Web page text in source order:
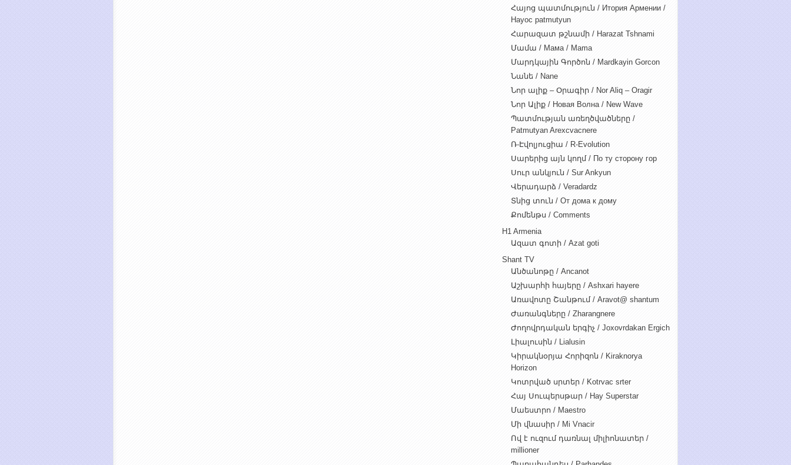
Հայոց պատմություն / Итория Армении /
Hayoc patmutyun
Հարազատ թշնամի / Harazat Tshnami
Մամա / Мама / Mama
Մարդկային Գործոն / Mardkayin Gorcon
Նանե / Nane
Նոր ալիք – Օրագիր / Nor Aliq – Oragir
Նոր Ալիք / Новая Волна / New Wave
Պատմության առեղծվածները /
Patmutyan Arexcvacnere
Ռ-Էվոլյուցիա / R-Evolution
Սարերից այն կողմ / По ту сторону гор
Սուր անկյուն / Sur Ankyun
Վերադարձ / Veradardz
Տնից տուն / От дома к дому
Քոմենթս / Comments
H1 Armenia
Ազատ գոտի / Azat goti
Shant TV
Անծանոթը / Ancanot
Աշխարհի հայերը / Ashxari hayere
Առավոտը Շանթում / Aravot@ shantum
Ժառանգները / Zharangnere
Ժողովրդական երգիչ / Joxovrdakan Ergich
Լիալուսին / Lialusin
Կիրակնօրյա Հորիզոն / Kiraknorya
Horizon
Կոտրված սրտեր / Kotrvac srter
Հայ Սուպերսթար / Hay Superstar
Մաեստրո / Maestro
Մի վնասիր / Mi Vnacir
Ով է ուզում դառնալ միլիոնատեր /
millioner